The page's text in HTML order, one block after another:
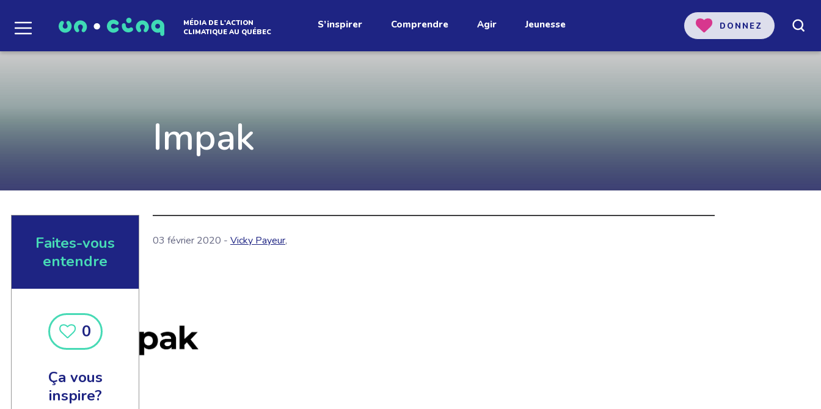
Le média qui détend
Que des solutions concrètes et inspirantes. Ici au Québec. Abonnez-vous à
EN SAVOIR +
Découvrez notre
infolettre!
MÉDIA DE L'ACTION
CLIMATIQUE AU QUÉBEC
S’inspirer Comprendre Agir Jeunesse DONNEZ
Impak
Faites-vous
entendre
0
Ça vous
inspire?
03 février 2020 - Vicky Payeur,